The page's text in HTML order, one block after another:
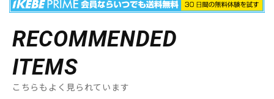
RECOMMENDED
ITEMS
こちらもよく見られています